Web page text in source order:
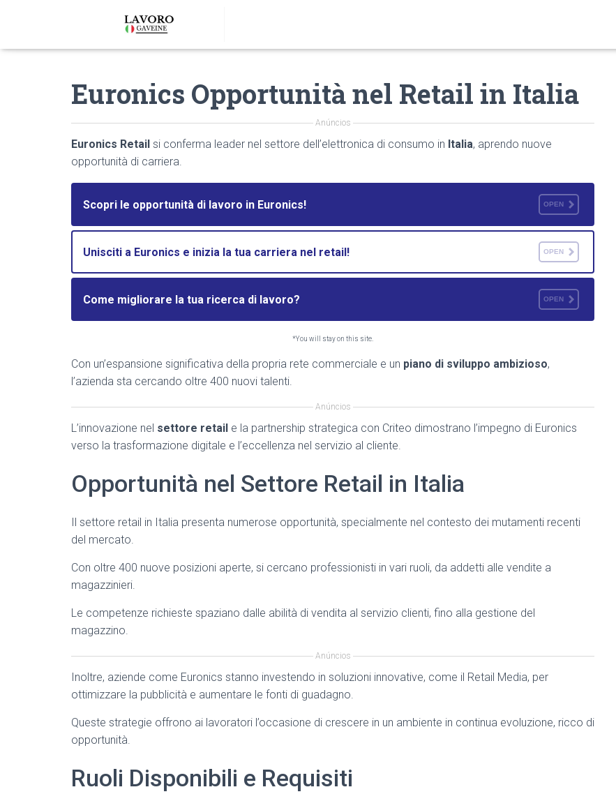
Euronics Opportunità nel Retail in Italia
Anúncios
Euronics Retail si conferma leader nel settore dell’elettronica di consumo in Italia, aprendo nuove
opportunità di carriera.
Scopri le opportunità di lavoro in Euronics! OPEN
Unisciti a Euronics e inizia la tua carriera nel retail! OPEN
Come migliorare la tua ricerca di lavoro? OPEN
*You will stay on this site.
Con un’espansione significativa della propria rete commerciale e un piano di sviluppo ambizioso,
l’azienda sta cercando oltre 400 nuovi talenti.
Anúncios
L’innovazione nel settore retail e la partnership strategica con Criteo dimostrano l’impegno di Euronics
verso la trasformazione digitale e l’eccellenza nel servizio al cliente.
Opportunità nel Settore Retail in Italia
Il settore retail in Italia presenta numerose opportunità, specialmente nel contesto dei mutamenti recenti
del mercato.
Con oltre 400 nuove posizioni aperte, si cercano professionisti in vari ruoli, da addetti alle vendite a
magazzinieri.
Le competenze richieste spaziano dalle abilità di vendita al servizio clienti, fino alla gestione del
magazzino.
Anúncios
Inoltre, aziende come Euronics stanno investendo in soluzioni innovative, come il Retail Media, per
ottimizzare la pubblicità e aumentare le fonti di guadagno.
Queste strategie offrono ai lavoratori l’occasione di crescere in un ambiente in continua evoluzione, ricco di
opportunità.
Ruoli Disponibili e Requisiti